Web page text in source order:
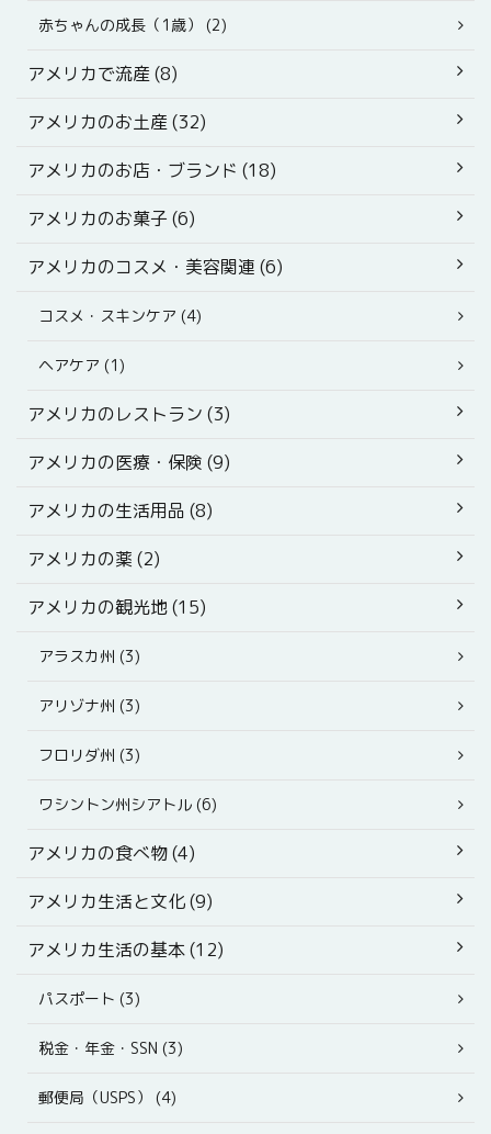
赤ちゃんの成長（1歳） (2)
アメリカで流産 (8)
アメリカのお土産 (32)
アメリカのお店・ブランド (18)
アメリカのお菓子 (6)
アメリカのコスメ・美容関連 (6)
コスメ・スキンケア (4)
ヘアケア (1)
アメリカのレストラン (3)
アメリカの医療・保険 (9)
アメリカの生活用品 (8)
アメリカの薬 (2)
アメリカの観光地 (15)
アラスカ州 (3)
アリゾナ州 (3)
フロリダ州 (3)
ワシントン州シアトル (6)
アメリカの食べ物 (4)
アメリカ生活と文化 (9)
アメリカ生活の基本 (12)
パスポート (3)
税金・年金・SSN (3)
郵便局（USPS） (4)